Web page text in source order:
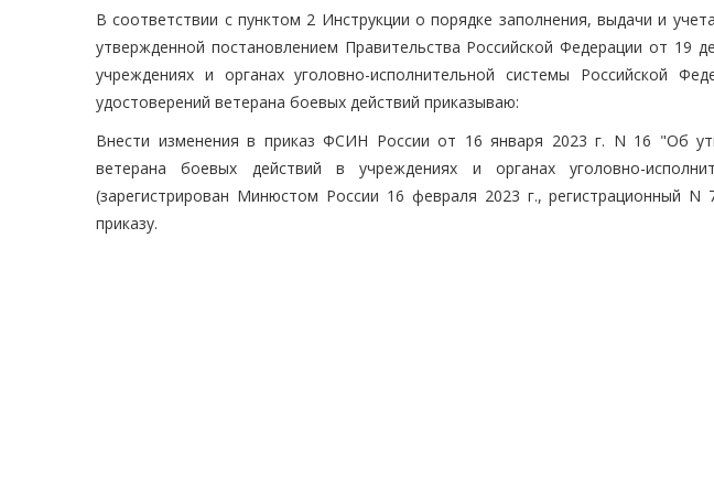
В соответствии с пунктом 2 Инструкции о порядке заполнения, выдачи и
утвержденной постановлением Правительства Российской Федерации от 19
учреждениях и органах уголовно-исполнительной системы Российской
удостоверений ветерана боевых действий приказываю:
Внести изменения в приказ ФСИН России от 16 января 2023 г. N 16 "Об
ветерана боевых действий в учреждениях и органах уголовно-
(зарегистрирован Минюстом России 16 февраля 2023 г., регистрационный
приказу.